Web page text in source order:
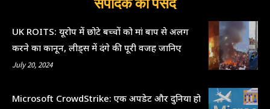
UK ROITS: यूरोप में छोटे बच्चों को मां बाप से अलग
करने का कानून, लीड्स में दंगे की पूरी वजह जानिए
July 20, 2024
Microsoft CrowdStrike: एक अपडेट और दुनिया हो